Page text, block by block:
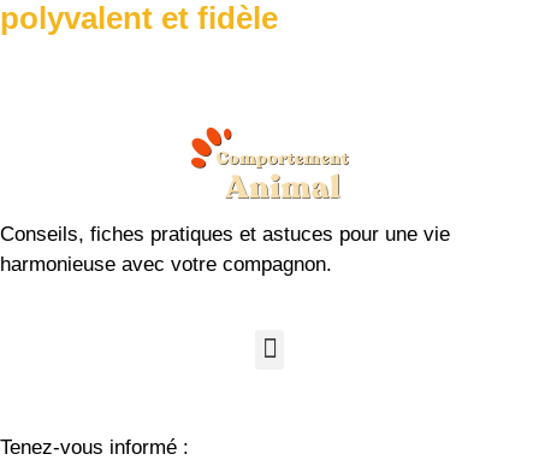
polyvalent et fidèle
Conseils, fiches pratiques et astuces pour une vie
harmonieuse avec votre compagnon.
Tenez-vous informé :